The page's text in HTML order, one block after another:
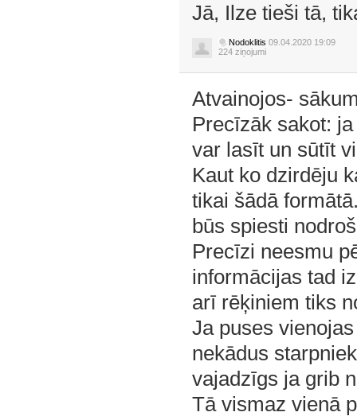
Jā, Ilze tieši tā,
Nodoklitis 09.04.2020 19:09
224 ziņojumi
Atvainojos-
Precīzāk sakot:
var lasīt un sūtīt
Kaut ko dzirdēju
tikai šādā
būs spiesti
Precīzi neesmu
informācijas tad
arī rēķiniem tiks
Ja puses
nekādus
vajadzīgs ja grib
Tā vismaz vienā